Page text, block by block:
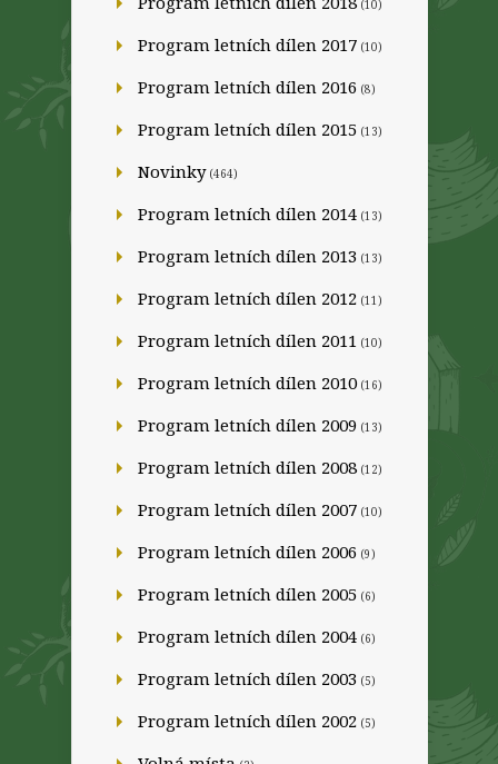
(10)
Program letních dílen 2017 (10)
Program letních dílen 2016 (8)
Program letních dílen 2015 (13)
Novinky(464)
Program letních dílen 2014 (13)
Program letních dílen 2013 (13)
Program letních dílen 2012 (11)
Program letních dílen 2011 (10)
Program letních dílen 2010 (16)
Program letních dílen 2009 (13)
Program letních dílen 2008 (12)
Program letních dílen 2007 (10)
Program letních dílen 2006 (9)
Program letních dílen 2005 (6)
Program letních dílen 2004 (6)
Program letních dílen 2003 (5)
Program letních dílen 2002 (5)